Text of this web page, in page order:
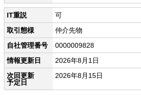
IT重説
可
取引態様
仲介先物
自社管理番号
0000009828
情報更新日
2026年8月1日
次回更新
予定日
2026年8月15日